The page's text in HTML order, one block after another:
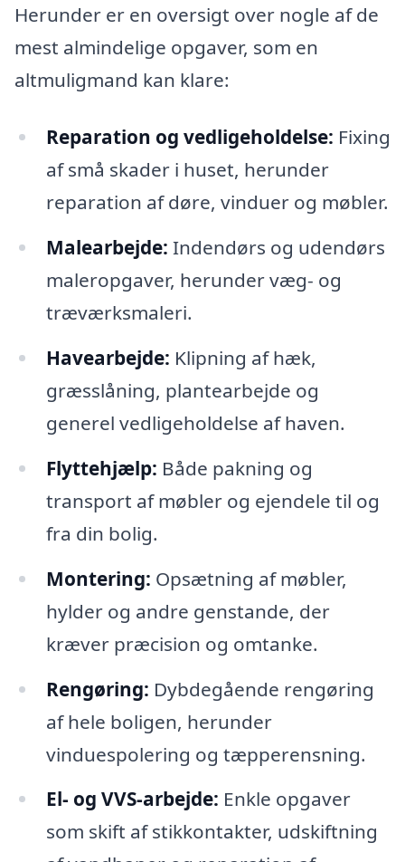
Herunder er en oversigt over nogle af de
mest almindelige opgaver, som en
altmuligmand kan klare:
Reparation og vedligeholdelse: Fixing
af små skader i huset, herunder
reparation af døre, vinduer og møbler.
Malearbejde: Indendørs og udendørs
maleropgaver, herunder væg- og
træværksmaleri.
Havearbejde: Klipning af hæk,
græsslåning, plantearbejde og
generel vedligeholdelse af haven.
Flyttehjælp: Både pakning og
transport af møbler og ejendele til og
fra din bolig.
Montering: Opsætning af møbler,
hylder og andre genstande, der
kræver præcision og omtanke.
Rengøring: Dybdegående rengøring
af hele boligen, herunder
vinduespolering og tæpperensning.
El- og VVS-arbejde: Enkle opgaver
som skift af stikkontakter, udskiftning